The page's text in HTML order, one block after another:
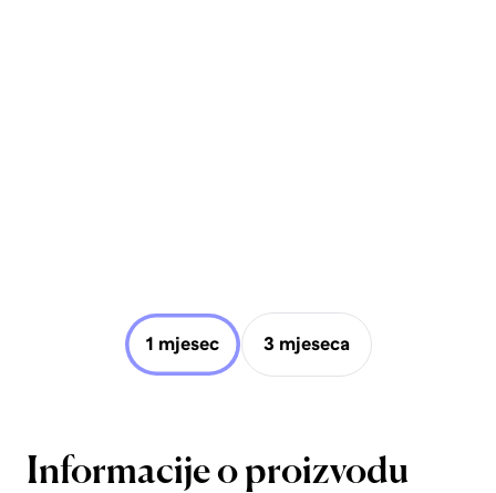
1 mjesec 3 mjeseca
Informacije o proizvodu